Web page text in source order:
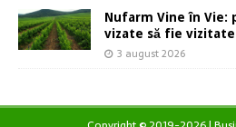
Nufarm Vine în Vie:
vizate să fie vizitate
3 august 2026